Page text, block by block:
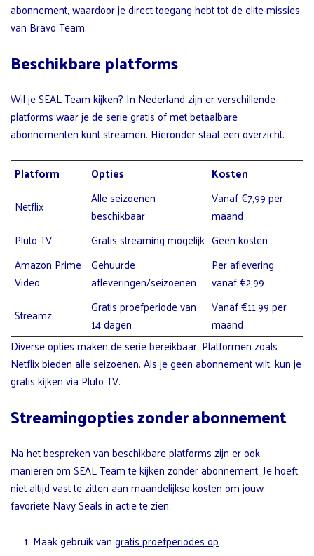
abonnement, waardoor je direct toegang hebt tot de elite-missies
van Bravo Team.
Beschikbare platforms
Wil je SEAL Team kijken? In Nederland zijn er verschillende
platforms waar je de serie gratis of met betaalbare
abonnementen kunt streamen. Hieronder staat een overzicht.
Platform Opties
Kosten
Netflix
Alle seizoenen
beschikbaar
Vanaf €7,99 per
maand
Pluto TV
Gratis streaming mogelijk Geen kosten
Amazon Prime
Video
Gehuurde
afleveringen/seizoenen
Per aflevering
vanaf €2,99
Streamz
Gratis proefperiode van
14 dagen
Vanaf €11,99 per
maand
Diverse opties maken de serie bereikbaar. Platformen zoals
Netflix bieden alle seizoenen. Als je geen abonnement wilt, kun je
gratis kijken via Pluto TV.
Streamingopties zonder abonnement
Na het bespreken van beschikbare platforms zijn er ook
manieren om SEAL Team te kijken zonder abonnement. Je hoeft
niet altijd vast te zitten aan maandelijkse kosten om jouw
favoriete Navy Seals in actie te zien.
Maak gebruik vangratis proefperiodes op